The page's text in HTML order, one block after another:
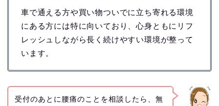
車で通える方や買い物ついでに立ち寄れる環境
にある方には特に向いており、心身ともにリフ
レッシュしながら長く続けやすい環境が整って
います。
受付のあとに腰痛のことを相談したら、無